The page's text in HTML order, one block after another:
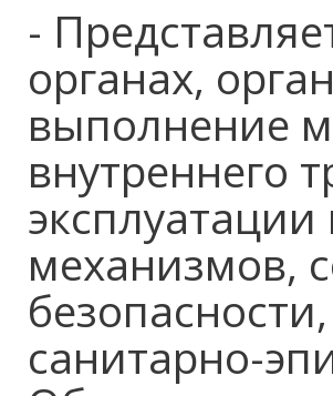
-
органах,
выполнение
внутреннего
механизмов,
санитарно-